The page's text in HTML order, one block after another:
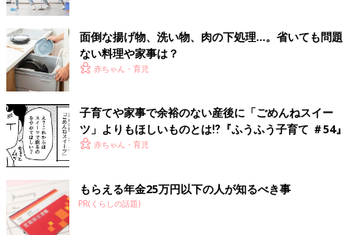
面倒な揚げ物、洗い物、肉の下処理…。省いても問題
ない料理や家事は？
赤ちゃん・育児
子育てや家事で余裕のない産後に「ごめんねスイー
ツ」よりもほしいものとは⁉︎『ふうふう子育て ＃54』
赤ちゃん・育児
もらえる年金25万円以下の人が知るべき事
PR(くらしの話題)